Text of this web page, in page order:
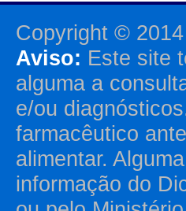
Copyright © 2014
Aviso: Este site
alguma a
e/ou
farmacêutico
alimentar.
informação do